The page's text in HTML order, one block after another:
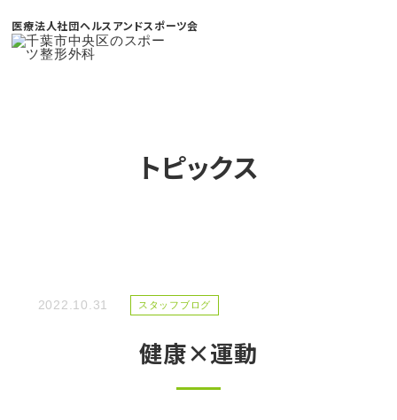
医療法人社団ヘルスアンドスポーツ会
トピックス
2022.10.31 スタッフブログ
健康×運動